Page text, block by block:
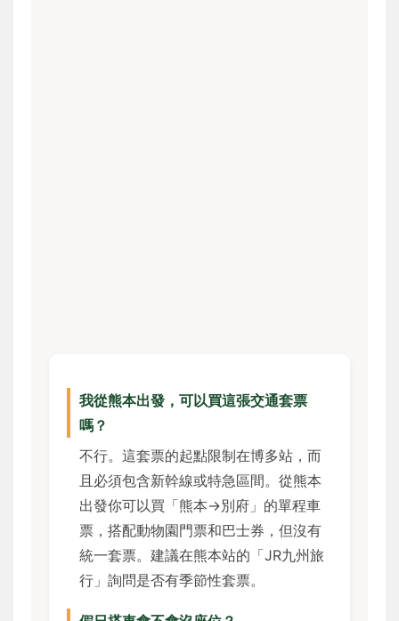
我從熊本出發，可以買這張交通套票
嗎？
不行。這套票的起點限制在博多站，而
且必須包含新幹線或特急區間。從熊本
出發你可以買「熊本→別府」的單程車
票，搭配動物園門票和巴士券，但沒有
統一套票。建議在熊本站的「JR九州旅
行」詢問是否有季節性套票。